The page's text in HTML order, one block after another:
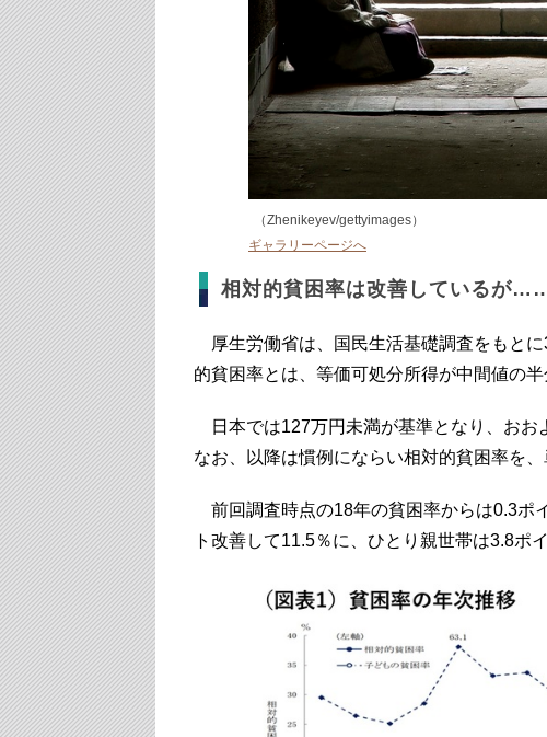
（Zhenikeyev/gettyimages）
ギャラリーページへ
相対的貧困率は改善しているが
厚生労働省は、国民生活基礎調査をもと
的貧困率とは、等価可処分所得が中間値の
日本では127万円未満が基準となり、おお
なお、以降は慣例にならい相対的貧困率を、
前回調査時点の18年の貧困率からは0.3ポ
ト改善して11.5％に、ひとり親世帯は3.8ポ